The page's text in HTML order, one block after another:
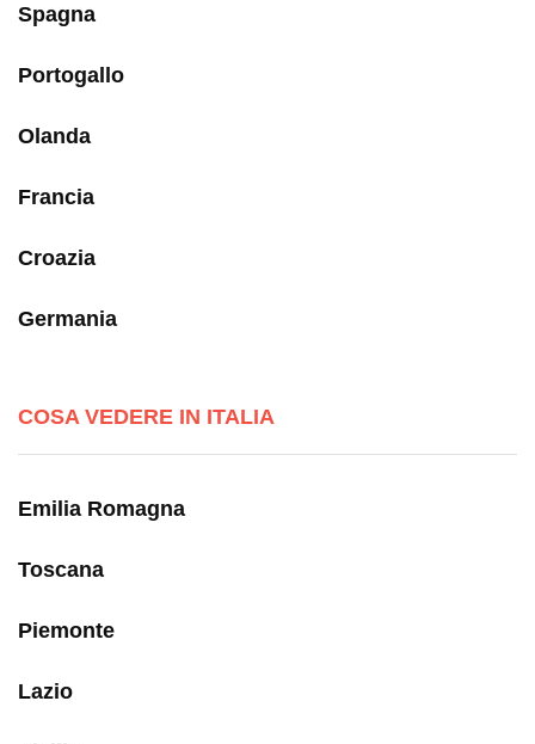
Spagna
Portogallo
Olanda
Francia
Croazia
Germania
COSA VEDERE IN ITALIA
Emilia Romagna
Toscana
Piemonte
Lazio